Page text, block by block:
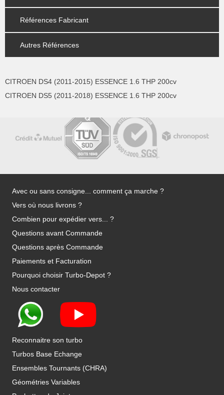
Références Fabricant
Autres Références
CITROEN DS4 (2011-2015) ESSENCE 1.6 THP 200cv
CITROEN DS5 (2011-2018) ESSENCE 1.6 THP 200cv
Avec ou sans consigne... comment ça marche ?
Vers où nous livrons ?
Combien pour expédier vers... ?
Questions avant Commande
Questions après Commande
Paiements et Facturation
Pourquoi choisir Turbo-Depot ?
Nous contacter
Reconnaitre son turbo
Turbos Base Echange
Ensembles Tournants (CHRA)
Géométries Variables